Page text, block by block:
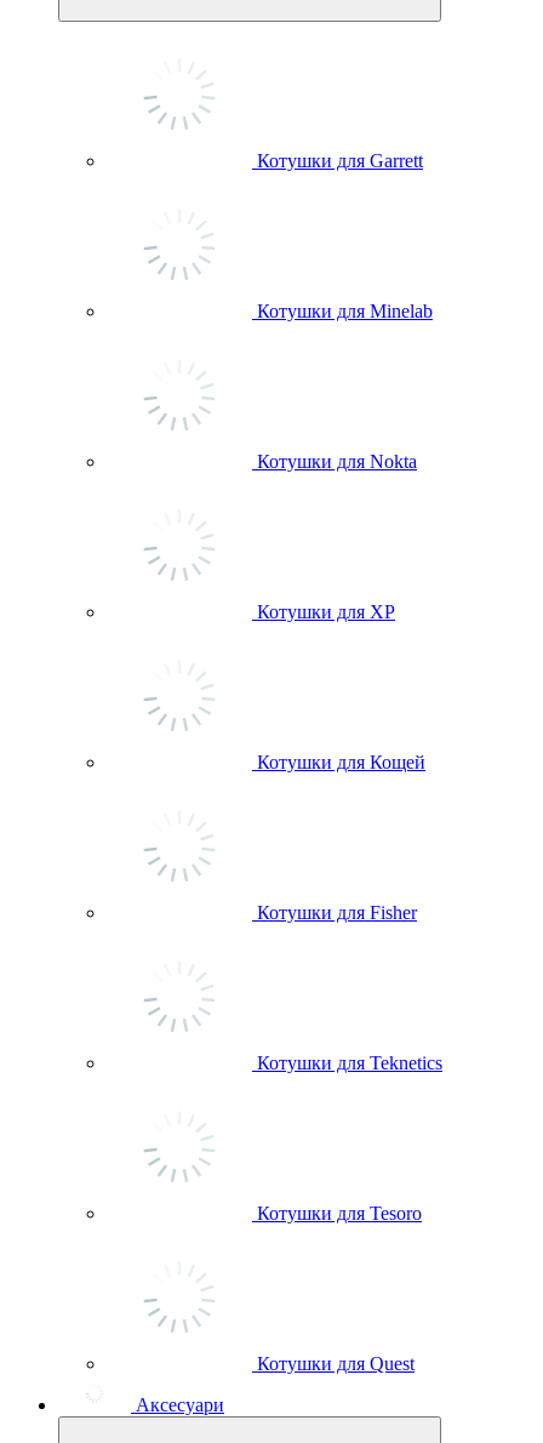
Котушки для Garrett
Котушки для Minelab
Котушки для Nokta
Котушки для ХР
Котушки для Кощей
Котушки для Fisher
Котушки для Teknetics
Котушки для Tesoro
Котушки для Quest
Аксесуари